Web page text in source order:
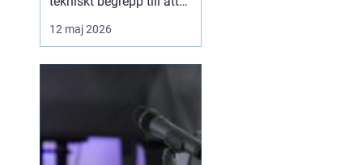
bli standardlösning för
många företag och
många att se över sin
telefoni, men
förändringen öppnar
12 maj 2026